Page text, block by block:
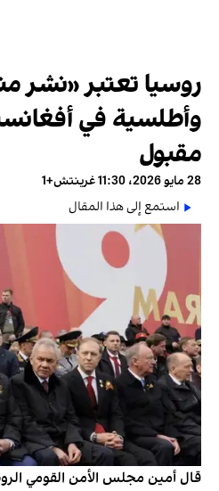
روسيا تعتبر «نشر
وأطلسية في
مقبول
28 مايو 2026، 11:30 غرينتش+1
استمع إلى هذا المقال
قال أمين مجلس الأمن القومي